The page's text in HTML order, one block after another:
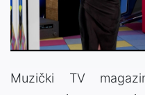
Muzički TV